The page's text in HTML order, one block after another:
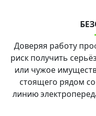
Доверяя работу
риск получить
или чужое
стоящего рядом
линию